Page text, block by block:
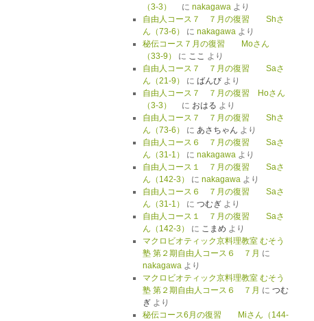
（3-3）
に nakagawaより
自由人コース７ ７月の復習 Shさ
ん（73-6）
に nakagawaより
秘伝コース７月の復習 Moさん
（33-9）
に ここ より
自由人コース７ ７月の復習 Saさ
ん（21-9）
に ばんびより
自由人コース７ ７月の復習 Hoさん
（3-3）
に おはる より
自由人コース７ ７月の復習 Shさ
ん（73-6）
に あさちゃん より
自由人コース６ ７月の復習 Saさ
ん（31-1）
に nakagawaより
自由人コース１ ７月の復習 Saさ
ん（142-3）
に nakagawaより
自由人コース６ ７月の復習 Saさ
ん（31-1）
に つむぎより
自由人コース１ ７月の復習 Saさ
ん（142-3）
に こまめ より
マクロビオティック京料理教室 むそう
塾 第２期自由人コース６ ７月 に
nakagawaより
マクロビオティック京料理教室 むそう
塾 第２期自由人コース６ ７月 に つむ
ぎより
秘伝コース6月の復習 Miさん（144-